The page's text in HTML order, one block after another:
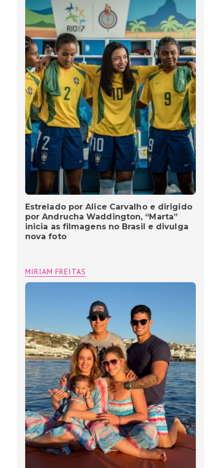
Estrelado por Alice Carvalho e dirigido
por Andrucha Waddington, “Marta”
inicia as filmagens no Brasil e divulga
nova foto
MIRIAM FREITAS
Cristiano da dupla Jonatha & Cristiano
e família Cavalcante viajam de férias
para Mykonos- Grécia
MIRIAM FREITAS